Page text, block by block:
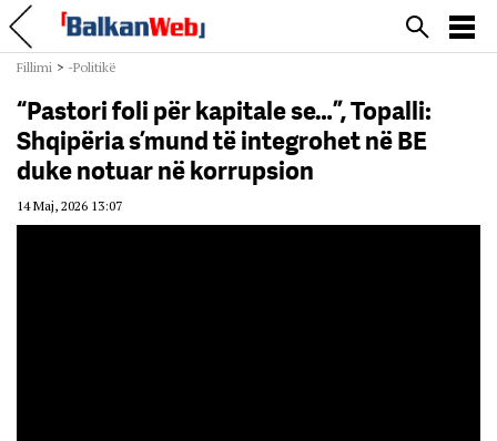
Fillimi > -Politikë
“Pastori foli për kapitale se…”, Topalli:
Shqipëria s’mund të integrohet në BE
duke notuar në korrupsion
14 Maj, 2026 13:07